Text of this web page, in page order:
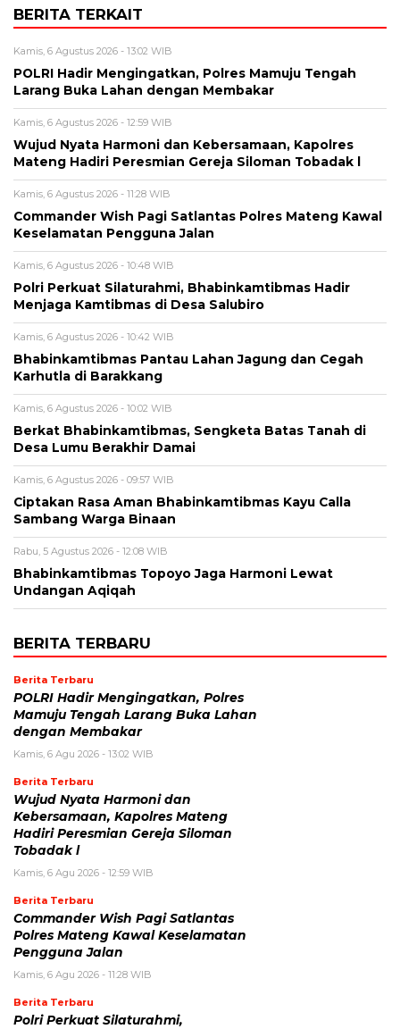
BERITA TERKAIT
Kamis, 6 Agustus 2026 - 13:02 WIB
POLRI Hadir Mengingatkan, Polres Mamuju Tengah
Larang Buka Lahan dengan Membakar
Kamis, 6 Agustus 2026 - 12:59 WIB
Wujud Nyata Harmoni dan Kebersamaan, Kapolres
Mateng Hadiri Peresmian Gereja Siloman Tobadak l
Kamis, 6 Agustus 2026 - 11:28 WIB
Commander Wish Pagi Satlantas Polres Mateng Kawal
Keselamatan Pengguna Jalan
Kamis, 6 Agustus 2026 - 10:48 WIB
Polri Perkuat Silaturahmi, Bhabinkamtibmas Hadir
Menjaga Kamtibmas di Desa Salubiro
Kamis, 6 Agustus 2026 - 10:42 WIB
Bhabinkamtibmas Pantau Lahan Jagung dan Cegah
Karhutla di Barakkang
Kamis, 6 Agustus 2026 - 10:02 WIB
Berkat Bhabinkamtibmas, Sengketa Batas Tanah di
Desa Lumu Berakhir Damai
Kamis, 6 Agustus 2026 - 09:57 WIB
Ciptakan Rasa Aman Bhabinkamtibmas Kayu Calla
Sambang Warga Binaan
Rabu, 5 Agustus 2026 - 12:08 WIB
Bhabinkamtibmas Topoyo Jaga Harmoni Lewat
Undangan Aqiqah
BERITA TERBARU
Berita Terbaru
POLRI Hadir Mengingatkan, Polres
Mamuju Tengah Larang Buka Lahan
dengan Membakar
Kamis, 6 Agu 2026 - 13:02 WIB
Berita Terbaru
Wujud Nyata Harmoni dan
Kebersamaan, Kapolres Mateng
Hadiri Peresmian Gereja Siloman
Tobadak l
Kamis, 6 Agu 2026 - 12:59 WIB
Berita Terbaru
Commander Wish Pagi Satlantas
Polres Mateng Kawal Keselamatan
Pengguna Jalan
Kamis, 6 Agu 2026 - 11:28 WIB
Berita Terbaru
Polri Perkuat Silaturahmi,